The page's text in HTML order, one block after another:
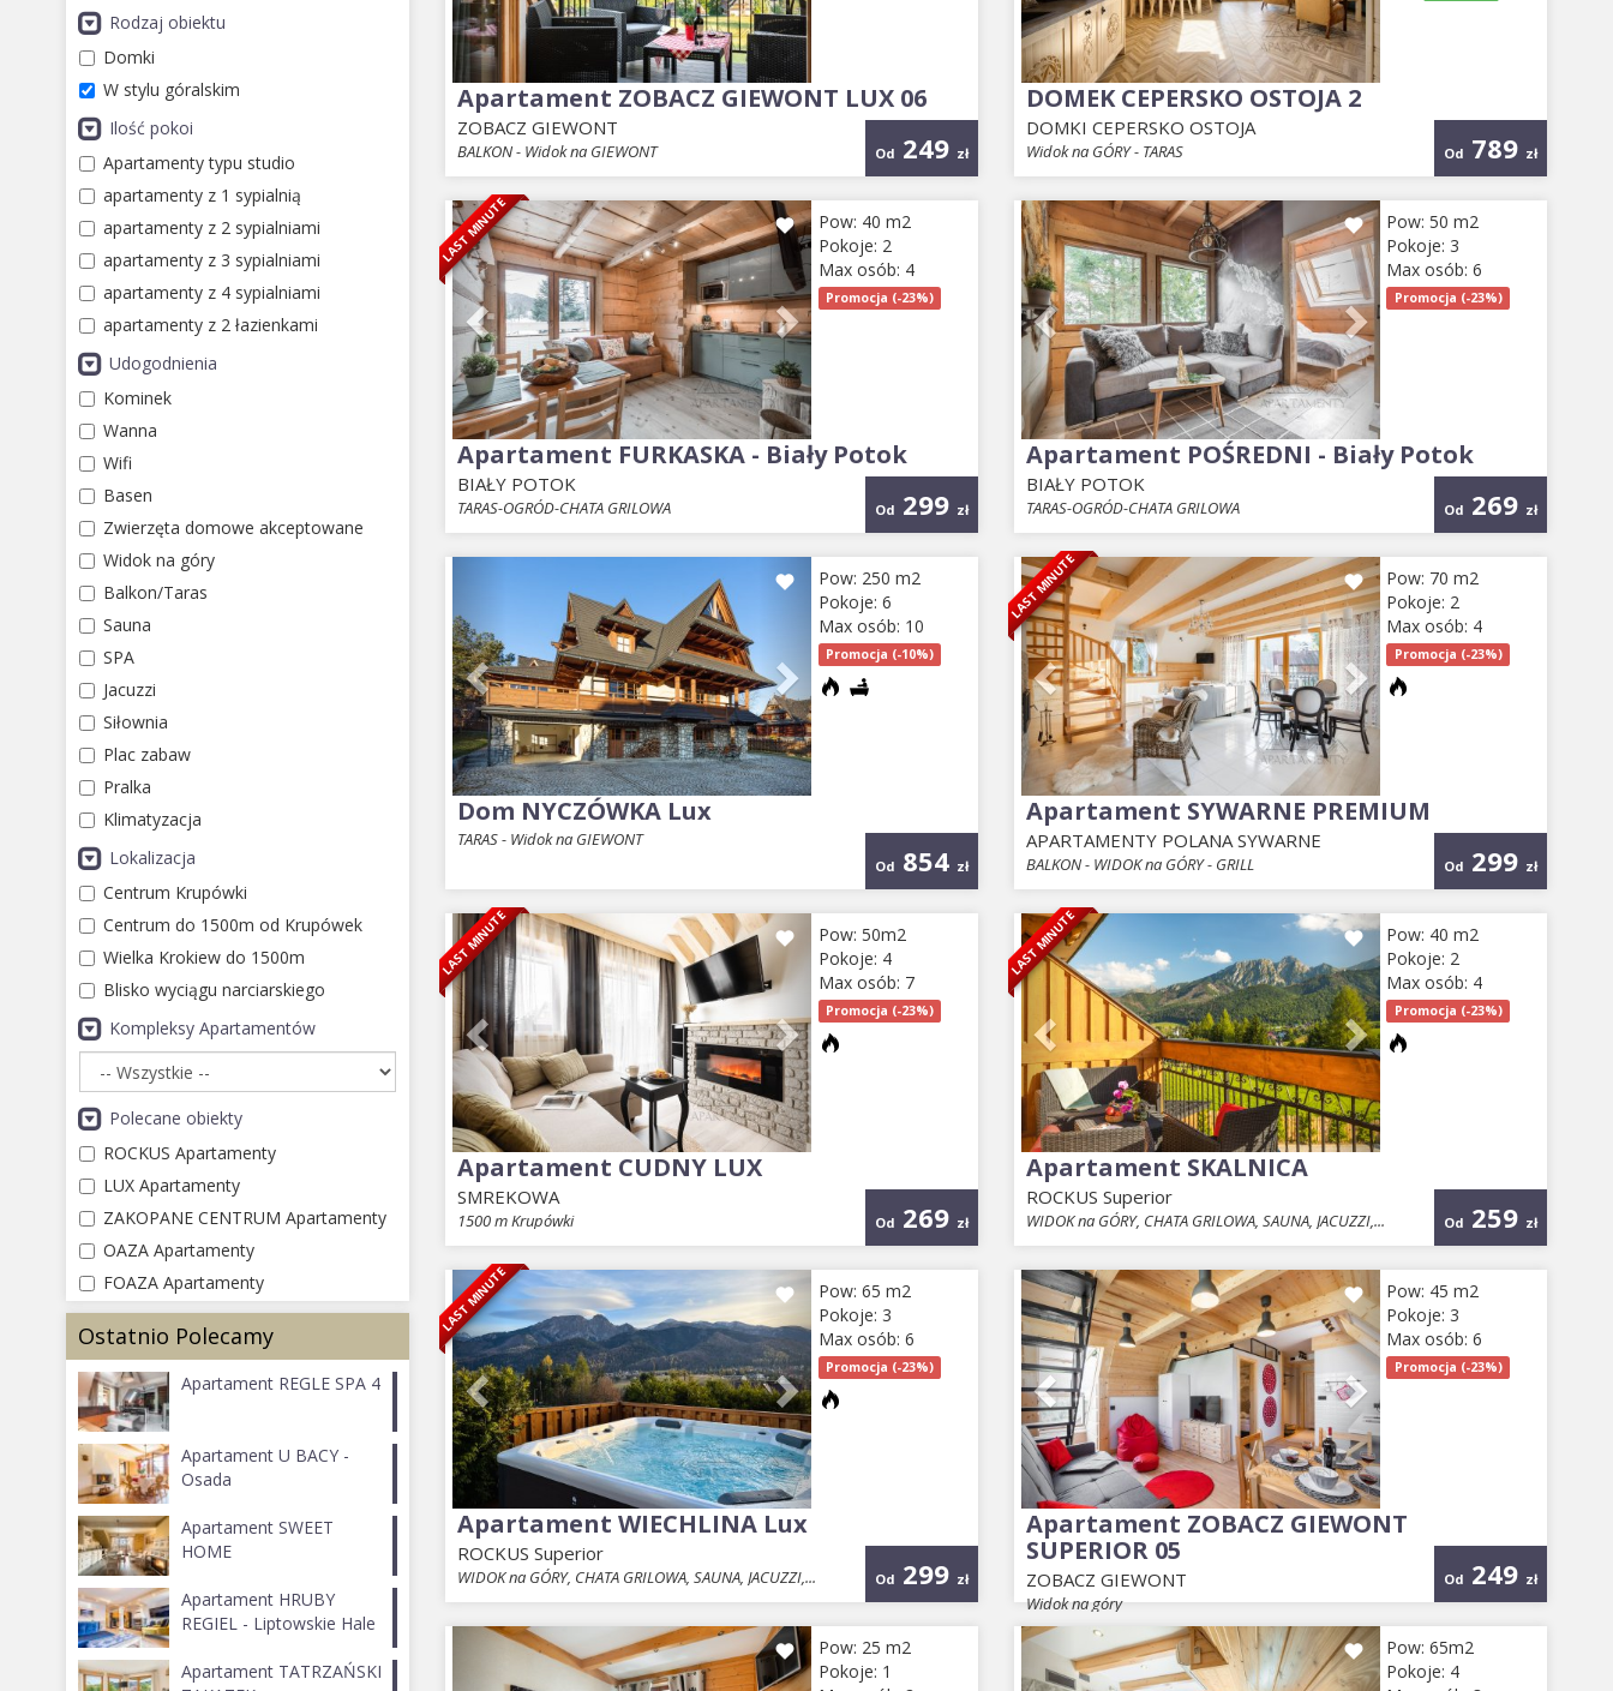
Rodzaj obiektu
Domki
W stylu góralskim
Ilość pokoi
Apartamenty typu studio
apartamenty z 1 sypialnią
apartamenty z 2 sypialniami
apartamenty z 3 sypialniami
apartamenty z 4 sypialniami
apartamenty z 2 łazienkami
Udogodnienia
Kominek
Wanna
Wifi
Basen
Zwierzęta domowe akceptowane
Widok na góry
Balkon/Taras
Sauna
SPA
Jacuzzi
Siłownia
Plac zabaw
Pralka
Klimatyzacja
Lokalizacja
Centrum Krupówki
Centrum do 1500m od Krupówek
Wielka Krokiew do 1500m
Blisko wyciągu narciarskiego
Kompleksy Apartamentów
Polecane obiekty
ROCKUS Apartamenty
LUX Apartamenty
ZAKOPANE CENTRUM Apartamenty
OAZA Apartamenty
FOAZA Apartamenty
Ostatnio Polecamy
Apartament REGLE SPA 4
Apartament U BACY -
Osada
Apartament SWEET
HOME
Apartament HRUBY
REGIEL - Liptowskie Hale
Apartament TATRZAŃSKI
Od 249 zł
Apartament ZOBACZ GIEWONT LUX 06
ZOBACZ GIEWONT
BALKON - Widok na GIEWONT Od 789 zł
DOMEK CEPERSKO OSTOJA 2
DOMKI CEPERSKO OSTOJA
Widok na GÓRY - TARAS
Od 299 zł
Previous Next
LAST MINUTE
Pow: 40 m2
Pokoje: 2
Max osób: 4
Promocja (-23%)
Apartament FURKASKA - Biały Potok
BIAŁY POTOK
TARAS-OGRÓD-CHATA GRILOWA Od 269 zł
Previous NextPow: 50 m2
Pokoje: 3
Max osób: 6
Promocja (-23%)
Apartament POŚREDNI - Biały Potok
BIAŁY POTOK
TARAS-OGRÓD-CHATA GRILOWA
Od 854 zł
NextPow: 250 m2
Pokoje: 6
Max osób: 10
Promocja (-10%)
Dom NYCZÓWKA Lux
TARAS - Widok na GIEWONT
Od 299 zł
Previous Next
LAST MINUTE
Pow: 70 m2
Pokoje: 2
Max osób: 4
Promocja (-23%)
Apartament SYWARNE PREMIUM
APARTAMENTY POLANA SYWARNE
BALKON - WIDOK na GÓRY - GRILL
Od 269 zł
Previous Next
LAST MINUTE
Pow: 50m2
Pokoje: 4
Max osób: 7
Promocja (-23%)
Apartament CUDNY LUX
SMREKOWA
1500 m Krupówki Od 259 zł
Previous Next
LAST MINUTE
Pow: 40 m2
Pokoje: 2
Max osób: 4
Promocja (-23%)
Apartament SKALNICA
ROCKUS Superior
WIDOK na GÓRY, CHATA GRILOWA, SAUNA, JACUZZI,...
Od 299 zł
Previous Next
LAST MINUTE
Pow: 65 m2
Pokoje: 3
Max osób: 6
Promocja (-23%)
Apartament WIECHLINA Lux
ROCKUS Superior
WIDOK na GÓRY, CHATA GRILOWA, SAUNA, JACUZZI,... Od 249 zł
Previous NextPow: 45 m2
Pokoje: 3
Max osób: 6
Promocja (-23%)
Apartament ZOBACZ GIEWONT
SUPERIOR 05
ZOBACZ GIEWONT
Widok na góry
Previous NextPow: 25 m2
Pokoje: 1
Previous NextPow: 65m2
Pokoje: 4